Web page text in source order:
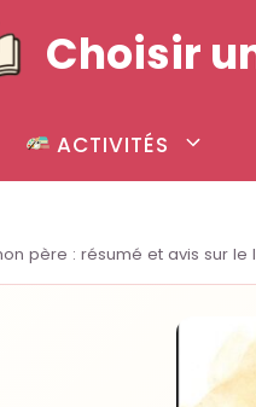
Choisir
ACTIVITÉS
père : résumé et avis sur le